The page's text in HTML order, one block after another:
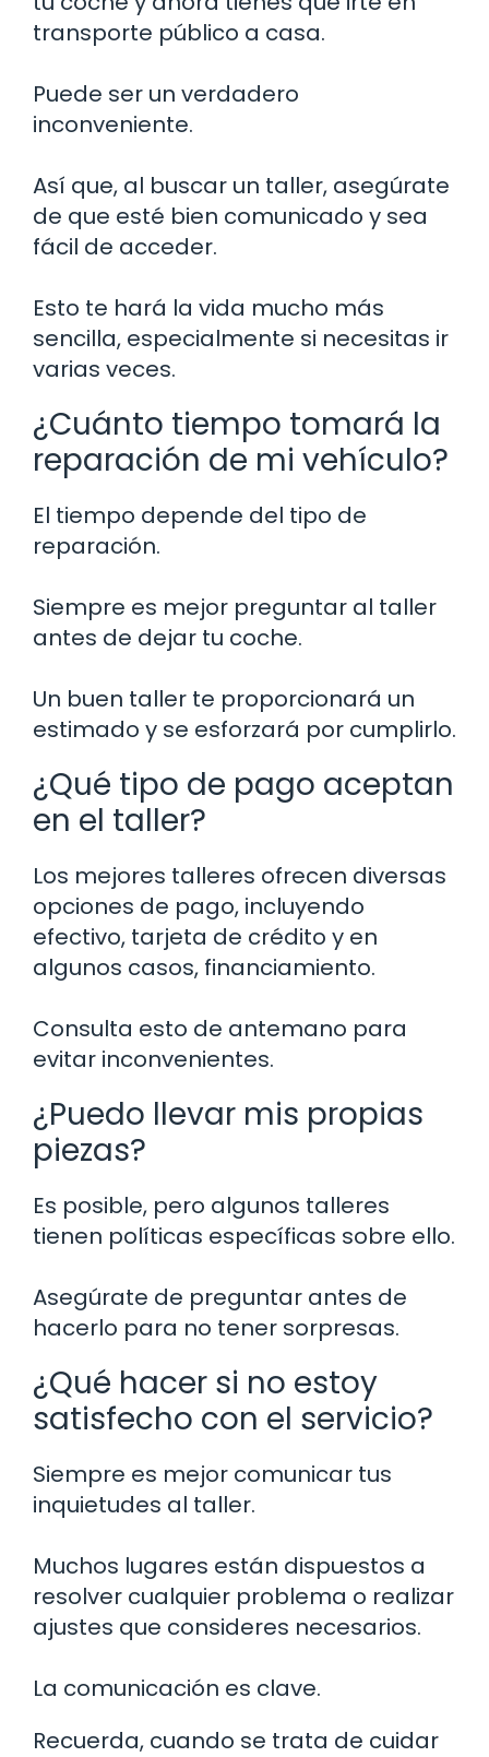
transporte público a casa.
Puede ser un verdadero
inconveniente.
Así que, al buscar un taller, asegúrate
de que esté bien comunicado y sea
fácil de acceder.
Esto te hará la vida mucho más
sencilla, especialmente si necesitas ir
varias veces.
¿Cuánto tiempo tomará la
reparación de mi vehículo?
El tiempo depende del tipo de
reparación.
Siempre es mejor preguntar al taller
antes de dejar tu coche.
Un buen taller te proporcionará un
estimado y se esforzará por cumplirlo.
¿Qué tipo de pago aceptan
en el taller?
Los mejores talleres ofrecen diversas
opciones de pago, incluyendo
efectivo, tarjeta de crédito y en
algunos casos, financiamiento.
Consulta esto de antemano para
evitar inconvenientes.
¿Puedo llevar mis propias
piezas?
Es posible, pero algunos talleres
tienen políticas específicas sobre ello.
Asegúrate de preguntar antes de
hacerlo para no tener sorpresas.
¿Qué hacer si no estoy
satisfecho con el servicio?
Siempre es mejor comunicar tus
inquietudes al taller.
Muchos lugares están dispuestos a
resolver cualquier problema o realizar
ajustes que consideres necesarios.
La comunicación es clave.
Recuerda, cuando se trata de cuidar